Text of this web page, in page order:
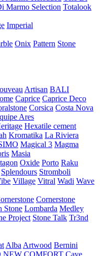
Marmo Selection Totalook
Imperial
Onix Pattern Stone
Artisan BALI
Caprice Caprice Deco
Corsica Costa Nova
Ares
Hexatile cement
Kromatika La Riviera
Magical 3 Magma
Masia
Oxide Porto Raku
Splendours Stromboli
Village Vitral Wadi Wave
Cornerstone
Stone Lombarda Medley
Project Stone Talk Tr3nd
Alba Artwood Bernini